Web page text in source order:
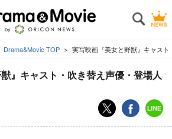
Drama&Movie TOP 実写映画『美女と野獣』キャス
』キャスト・吹き替え声優・登場人